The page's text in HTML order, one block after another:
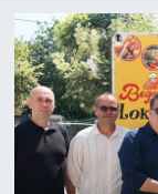
ASAYİŞ
SİYASET
GÜNDEM
EKONOMİ